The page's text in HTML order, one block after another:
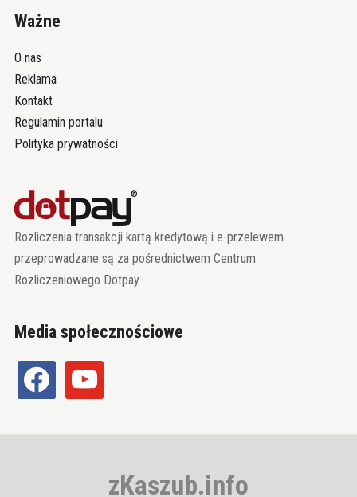
Ważne
O nas
Reklama
Kontakt
Regulamin portalu
Polityka prywatności
Rozliczenia transakcji kartą kredytową i e-przelewem
przeprowadzane są za pośrednictwem Centrum
Rozliczeniowego Dotpay
Media społecznościowe
facebook youtube
zKaszub.info